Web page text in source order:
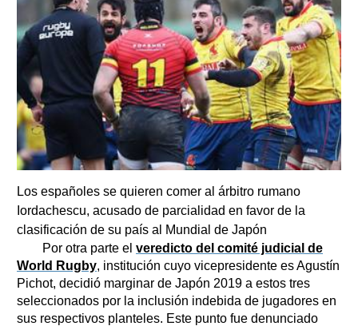
Los españoles se quieren comer al árbitro rumano
Iordachescu, acusado de parcialidad en favor de la
clasificación de su país al Mundial de Japón
Por otra parte el veredicto del comité judicial de
World Rugby, institución cuyo vicepresidente es Agustín
Pichot, decidió marginar de Japón 2019 a estos tres
seleccionados por la inclusión indebida de jugadores en
sus respectivos planteles. Este punto fue denunciado